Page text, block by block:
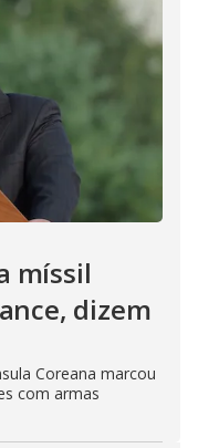
míssil
dizem
Coreana marcou
com armas